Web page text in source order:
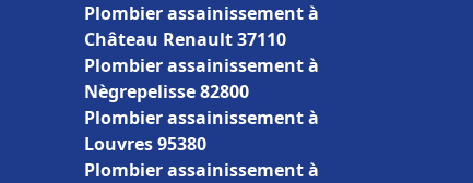
Plombier assainissement à
Château Renault 37110
Plombier assainissement à
Nègrepelisse 82800
Plombier assainissement à
Louvres 95380
Plombier assainissement à